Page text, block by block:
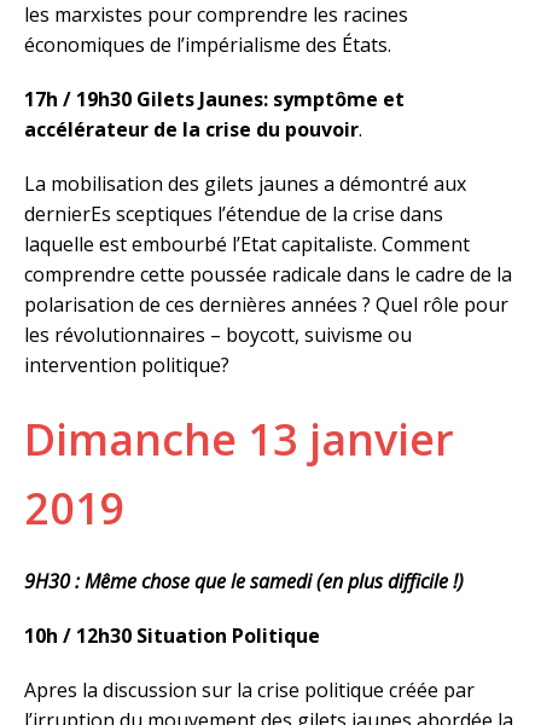
les marxistes pour comprendre les racines
économiques de l’impérialisme des États.
17h / 19h30 Gilets Jaunes: symptôme et
accélérateur de la crise du pouvoir.
La mobilisation des gilets jaunes a démontré aux
dernierEs sceptiques l’étendue de la crise dans
laquelle est embourbé l’Etat capitaliste. Comment
comprendre cette poussée radicale dans le cadre de la
polarisation de ces dernières années ? Quel rôle pour
les révolutionnaires – boycott, suivisme ou
intervention politique?
Dimanche 13 janvier
2019
9H30 : Même chose que le samedi (en plus difficile !)
10h / 12h30 Situation Politique
Apres la discussion sur la crise politique créée par